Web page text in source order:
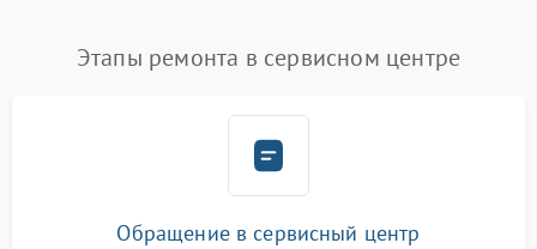
Этапы ремонта в сервисном центре
Обращение в сервисный центр